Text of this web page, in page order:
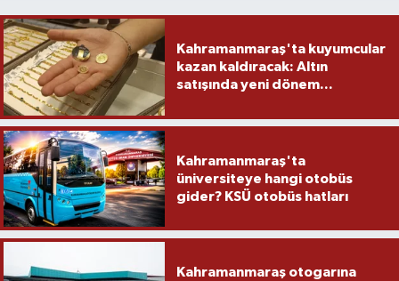
Kahramanmaraş'ta kuyumcular
kazan kaldıracak: Altın
satışında yeni dönem...
Kahramanmaraş'ta
üniversiteye hangi otobüs
gider? KSÜ otobüs hatları
Kahramanmaraş otogarına